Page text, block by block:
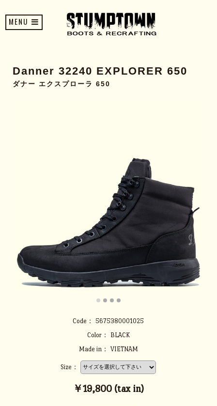
MENU
Danner 32240 EXPLORER 650
ダナー エクスプローラ 650
Code：
5675380001025
Color：
BLACK
Made in：
VIETNAM
Size：
￥19,800 (tax in)